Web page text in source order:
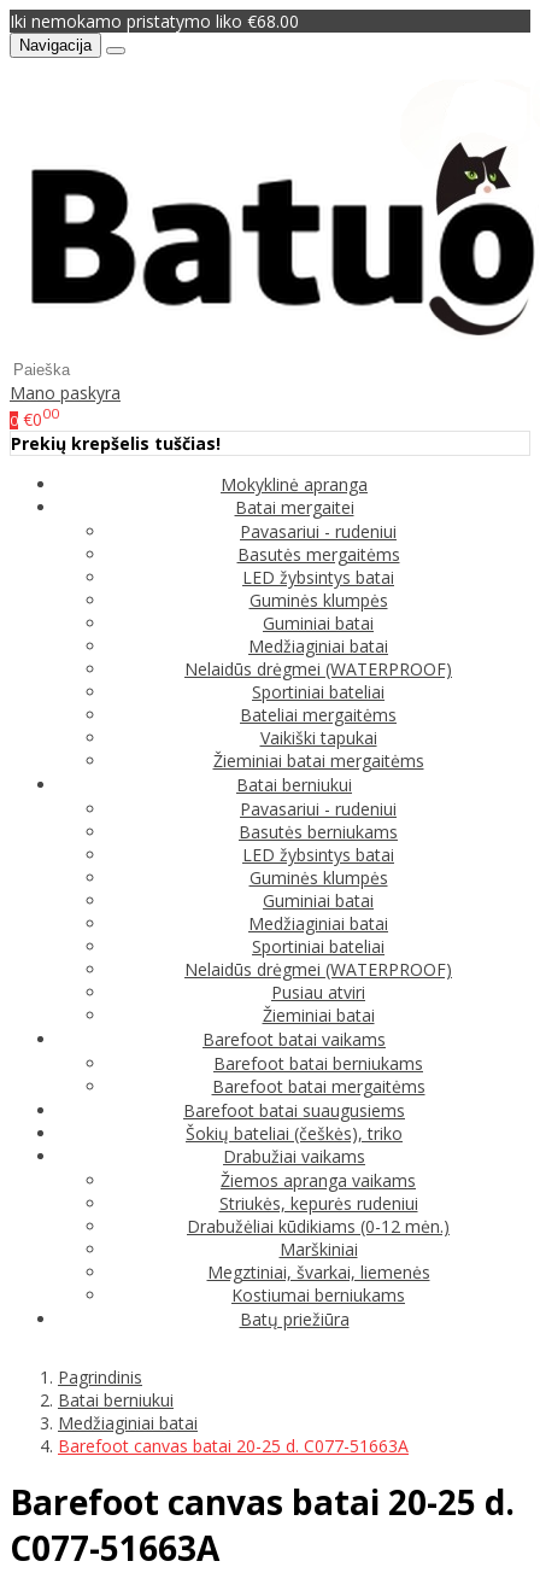
Iki nemokamo pristatymo liko €68.00
Navigacija
Mano paskyra
0 €000
Prekių krepšelis tuščias!
Mokyklinė apranga
Batai mergaitei
Pavasariui - rudeniui
Basutės mergaitėms
LED žybsintys batai
Guminės klumpės
Guminiai batai
Medžiaginiai batai
Nelaidūs drėgmei (WATERPROOF)
Sportiniai bateliai
Bateliai mergaitėms
Vaikiški tapukai
Žieminiai batai mergaitėms
Batai berniukui
Pavasariui - rudeniui
Basutės berniukams
LED žybsintys batai
Guminės klumpės
Guminiai batai
Medžiaginiai batai
Sportiniai bateliai
Nelaidūs drėgmei (WATERPROOF)
Pusiau atviri
Žieminiai batai
Barefoot batai vaikams
Barefoot batai berniukams
Barefoot batai mergaitėms
Barefoot batai suaugusiems
Šokių bateliai (češkės), triko
Drabužiai vaikams
Žiemos apranga vaikams
Striukės, kepurės rudeniui
Drabužėliai kūdikiams (0-12 mėn.)
Marškiniai
Megztiniai, švarkai, liemenės
Kostiumai berniukams
Batų priežiūra
Pagrindinis
Batai berniukui
Medžiaginiai batai
Barefoot canvas batai 20-25 d. C077-51663A
Barefoot canvas batai 20-25 d.
C077-51663A